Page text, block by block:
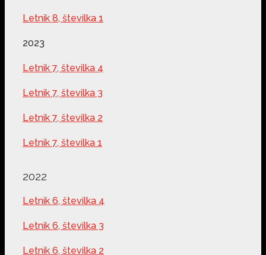
Letnik 8, številka 1
2023
Letnik 7, številka 4
Letnik 7, številka 3
Letnik 7, številka 2
Letnik 7, številka 1
2022
Letnik 6, številka 4
Letnik 6, številka 3
Letnik 6, številka 2